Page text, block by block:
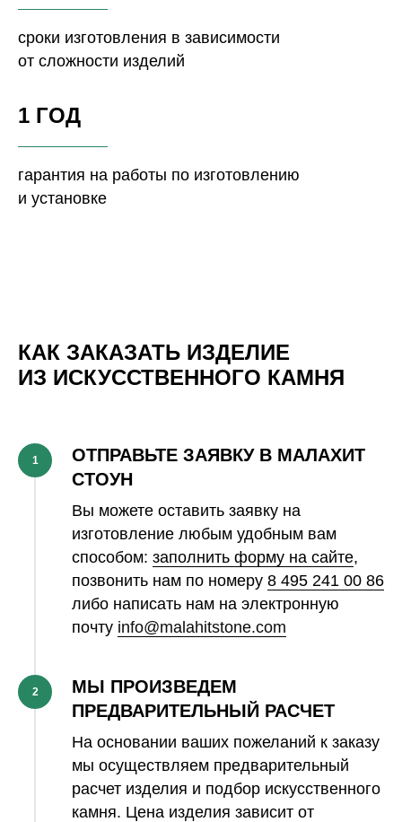
сроки изготовления в зависимости
от сложности изделий
1 ГОД
гарантия на работы по изготовлению
и установке
КАК ЗАКАЗАТЬ ИЗДЕЛИЕ
ИЗ ИСКУССТВЕННОГО КАМНЯ
1
ОТПРАВЬТЕ ЗАЯВКУ В МАЛАХИТ
СТОУН
Вы можете оставить заявку на
изготовление любым удобным вам
способом: заполнить форму на сайте,
позвонить нам по номеру 8 495 241 00 86
либо написать нам на электронную
почту info@malahitstone.com
2
МЫ ПРОИЗВЕДЕМ
ПРЕДВАРИТЕЛЬНЫЙ РАСЧЕТ
На основании ваших пожеланий к заказу
мы осуществляем предварительный
расчет изделия и подбор искусственного
камня. Цена изделия зависит от